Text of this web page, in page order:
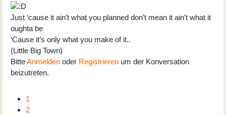
Just ‘cause it ain’t what you planned don’t mean it ain’t what it
oughta be
‘Cause it’s only what you make of it..
(Little Big Town)
BitteAnmelden oder Registrieren um der Konversation
beizutreten.
1
2